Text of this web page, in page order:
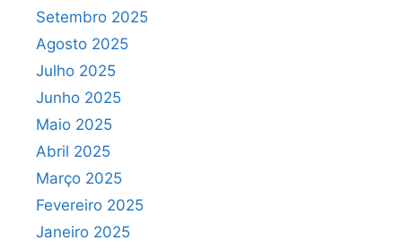
Setembro 2025
Agosto 2025
Julho 2025
Junho 2025
Maio 2025
Abril 2025
Março 2025
Fevereiro 2025
Janeiro 2025